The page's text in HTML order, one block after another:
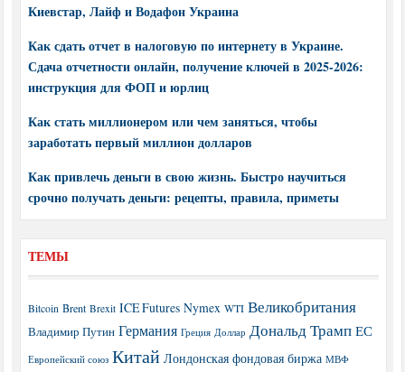
Киевстар, Лайф и Водафон Украина
Как сдать отчет в налоговую по интернету в Украине.
Сдача отчетности онлайн, получение ключей в 2025-2026:
инструкция для ФОП и юрлиц
Как стать миллионером или чем заняться, чтобы
заработать первый миллион долларов
Как привлечь деньги в свою жизнь. Быстро научиться
срочно получать деньги: рецепты, правила, приметы
ТЕМЫ
Bitcoin Brent Brexit ICE Futures Nymex WTI Великобритания
Владимир Путин Германия Греция Доллар Дональд Трамп ЕС
Европейский союз Китай Лондонская фондовая биржа МВФ